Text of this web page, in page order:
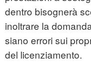
dentro bisognerà
inoltrare la
siano errori sui
del licenziamento.